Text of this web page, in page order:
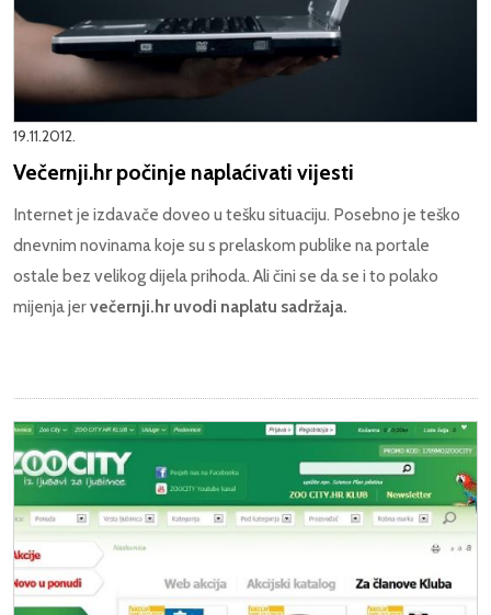
19.11.2012.
Večernji.hr počinje naplaćivati vijesti
Internet je izdavače doveo u tešku situaciju. Posebno je teško
dnevnim novinama koje su s prelaskom publike na portale
ostale bez velikog dijela prihoda. Ali čini se da se i to polako
mijenja jervečernji.hr uvodi naplatu sadržaja.